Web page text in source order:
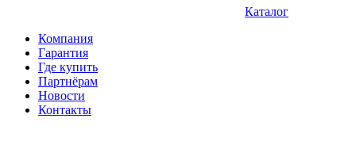
Каталог
Компания
Гарантия
Где купить
Партнёрам
Новости
Контакты